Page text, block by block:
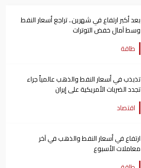
بعد أكبر ارتفاع في شهرين.. تراجع أسعار النفط
وسط آمال خفض التوترات
طاقة
تذبذب في أسعار النفط والذهب عالمياً جراء
تجدد الضربات الأمريكية على إيران
اقتصاد
ارتفاع في أسعار النفط والذهب في آخر
معاملات الأسبوع